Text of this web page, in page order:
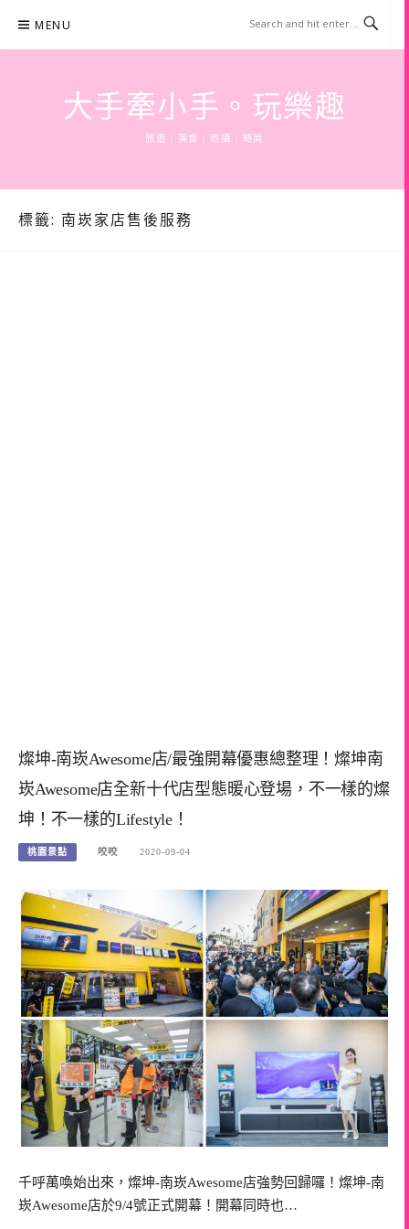
content
MENU
大手牽小手。玩樂趣
旅遊 | 美食 | 商攝 | 時尚
標籤: 南崁家店售後服務
燦坤-南崁Awesome店/最強開幕優惠總整理！燦坤南
崁Awesome店全新十代店型態暖心登場，不一樣的燦
坤！不一樣的Lifestyle！
桃園景點 咬咬 2020-09-04
千呼萬喚始出來，燦坤-南崁Awesome店強勢回歸囉！燦坤-南
崁Awesome店於9/4號正式開幕！開幕同時也…